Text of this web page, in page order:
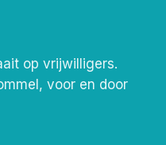
op vrijwilligers.
voor en door